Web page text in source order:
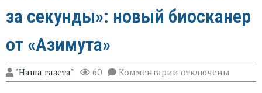
за секунды»: новый биосканер
от «Азимута»
"Наша газета" 60 Комментарии к
записи
отключены